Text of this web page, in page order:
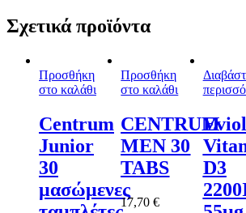
Σχετικά προϊόντα
Προσθήκη
στο καλάθι
Centrum
Junior
30
μασώμενες
Προσθήκη
στο καλάθι
CENTRUM
MEN 30
TABS
17,70€
Eviol
D3